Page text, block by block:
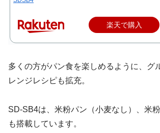
楽天で購入
多くの方がパン食を楽しめるように、グ
レンジレシピも拡充。
SD-SB4は、米粉パン（小麦なし）、米
も搭載しています。